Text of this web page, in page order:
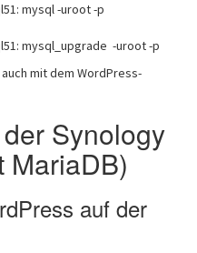
mysql -uroot -p
mysql_upgrade -uroot -p
mit dem WordPress-
Synology
MariaDB)
auf der